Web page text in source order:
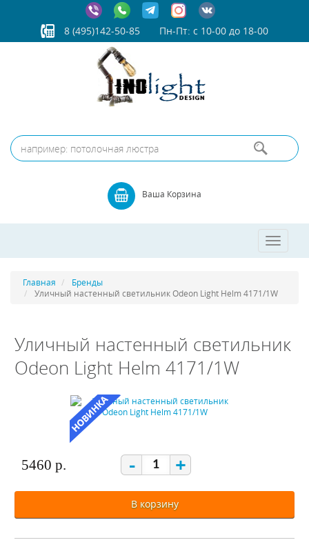
8 (495)142-50-85 Пн-Пт: с 10-00 до 18-00
Ваша Корзина
Toggle
Главная
Бренды
Уличный настенный светильник Odeon Light Helm 4171/1W
Уличный настенный светильник
Odeon Light Helm 4171/1W
5460 р. - +
В корзину